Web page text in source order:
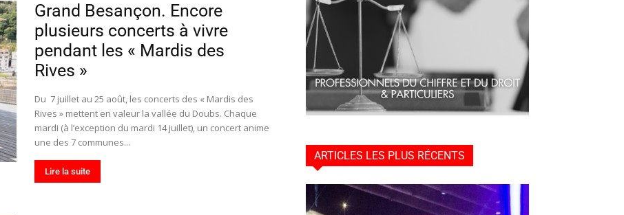
Grand Besançon. Encore
plusieurs concerts à vivre
pendant les « Mardis des
Rives »
Du 7 juillet au 25 août, les concerts des « Mardis des
Rives » mettent en valeur la vallée du Doubs. Chaque
mardi (à l’exception du mardi 14 juillet), un concert anime
une des 7 communes...
Lire la suite
ARTICLES LES PLUS RÉCENTS